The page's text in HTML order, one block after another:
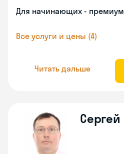
Для начинающих - премиум
Все услуги и цены (4)
Читать дальше
Сергей